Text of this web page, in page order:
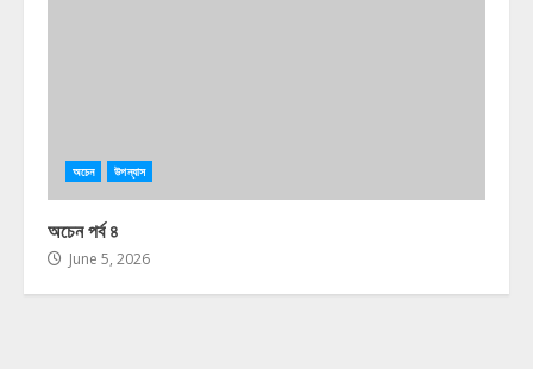
অচেন উপন্যাস
অচেন পর্ব ৪
June 5, 2026